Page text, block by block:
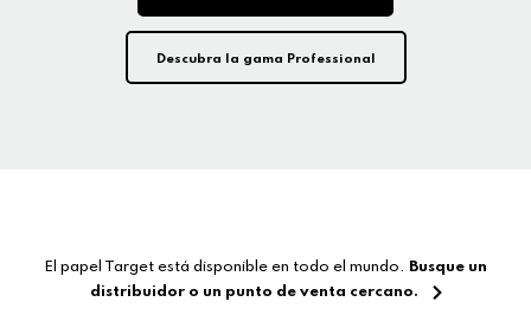
Descubra la gama Professional
El papel Target está disponible en todo el mundo.
Busque un
distribuidor o un punto de venta cercano.